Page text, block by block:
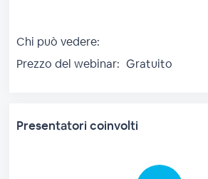
Chi può vedere:
Prezzo del webinar: Gratuito
Presentatori coinvolti